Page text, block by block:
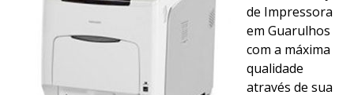
de Impressora
em Guarulhos
com a máxima
qualidade
através de sua